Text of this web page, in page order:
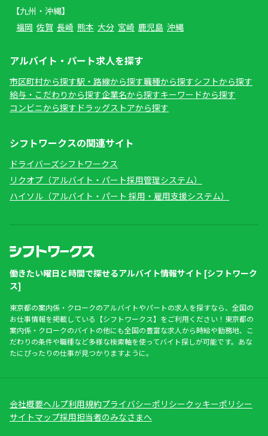
【九州・沖縄】
福岡 佐賀 長崎 熊本 大分 宮崎 鹿児島 沖縄
アルバイト・パート求人を探す
市区町村から探す駅・路線から探す職種から探すシフトから探す
給与・こだわりから探す企業名から探すキーワードから探す
コンビニから探す ドラッグストアから探す
シフトワークスの関連サイト
ドライバーズシフトワークス
リクオプ（アルバイト・パート採用管理システム）
ハイソル（アルバイト・パート 採用・雇用支援システム）
働きたい曜日と時間で探せるアルバイト情報サイト [シフトワーク
ス]
東京都の案内係・クロークのアルバイトやパートの求人を探すなら、全国の
お仕事情報を掲載している【シフトワークス】をご利用ください！東京都の
案内係・クロークのバイトの他にも全国の豊富な求人から時給や勤務地、こ
だわりの条件や職種など多様な検索軸を使ってバイト探しが可能です。あな
たにぴったりの仕事が見つかりますように。
会社概要ヘルプ利用規約プライバシーポリシークッキーポリシー
サイトマップ採用担当者のみなさまへ